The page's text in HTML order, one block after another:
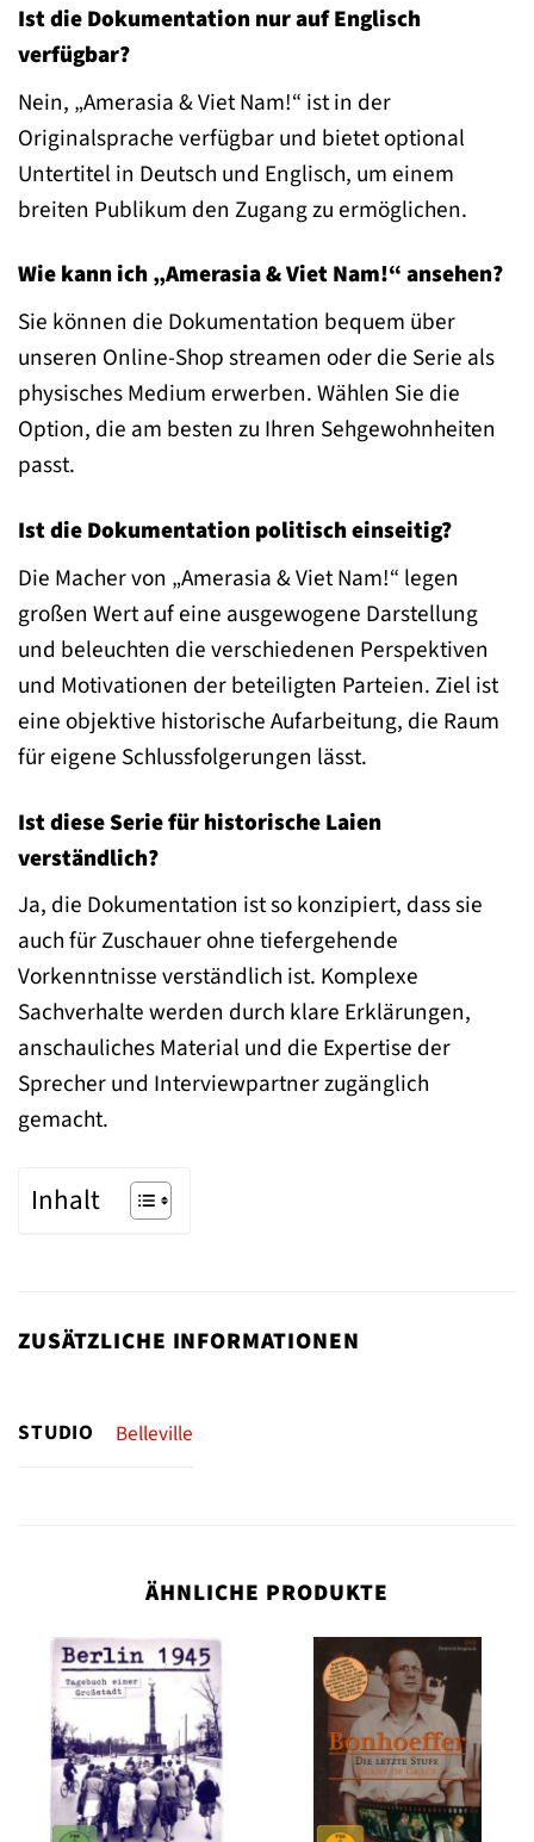
Ist die Dokumentation nur auf Englisch
verfügbar?
Nein, „Amerasia & Viet Nam!“ ist in der
Originalsprache verfügbar und bietet optional
Untertitel in Deutsch und Englisch, um einem
breiten Publikum den Zugang zu ermöglichen.
Wie kann ich „Amerasia & Viet Nam!“ ansehen?
Sie können die Dokumentation bequem über
unseren Online-Shop streamen oder die Serie als
physisches Medium erwerben. Wählen Sie die
Option, die am besten zu Ihren Sehgewohnheiten
passt.
Ist die Dokumentation politisch einseitig?
Die Macher von „Amerasia & Viet Nam!“ legen
großen Wert auf eine ausgewogene Darstellung
und beleuchten die verschiedenen Perspektiven
und Motivationen der beteiligten Parteien. Ziel ist
eine objektive historische Aufarbeitung, die Raum
für eigene Schlussfolgerungen lässt.
Ist diese Serie für historische Laien
verständlich?
Ja, die Dokumentation ist so konzipiert, dass sie
auch für Zuschauer ohne tiefergehende
Vorkenntnisse verständlich ist. Komplexe
Sachverhalte werden durch klare Erklärungen,
anschauliches Material und die Expertise der
Sprecher und Interviewpartner zugänglich
gemacht.
Inhalt
ZUSÄTZLICHE INFORMATIONEN
STUDIO Belleville
ÄHNLICHE PRODUKTE